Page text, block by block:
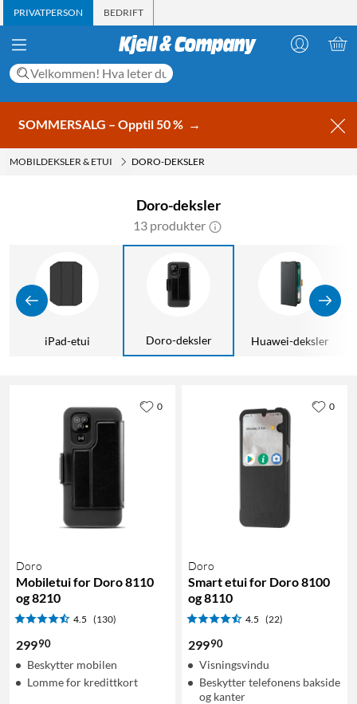
PRIVATPERSON BEDRIFT
SOMMERSALG – Opptil 50 % →
MOBILDEKSLER & ETUI DORO-DEKSLER
Doro-deksler
13 produkter
iPad-etui Doro-deksler Huawei-deksler
Doro
Mobiletui for Doro 8110
og 8210
4.5 (130)
29990
Beskytter mobilen
Lomme for kredittkort
0
Doro
Smart etui for Doro 8100
og 8110
4.5 (22)
29990
Visningsvindu
Beskytter telefonens bakside
og kanter
0